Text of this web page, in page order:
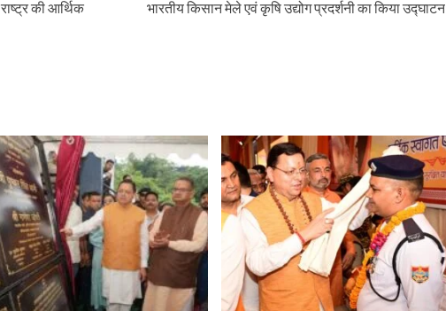
की आर्थिक
भारतीय किसान मेले एवं कृषि उद्योग प्रदर्शनी का किया उद्घाटन